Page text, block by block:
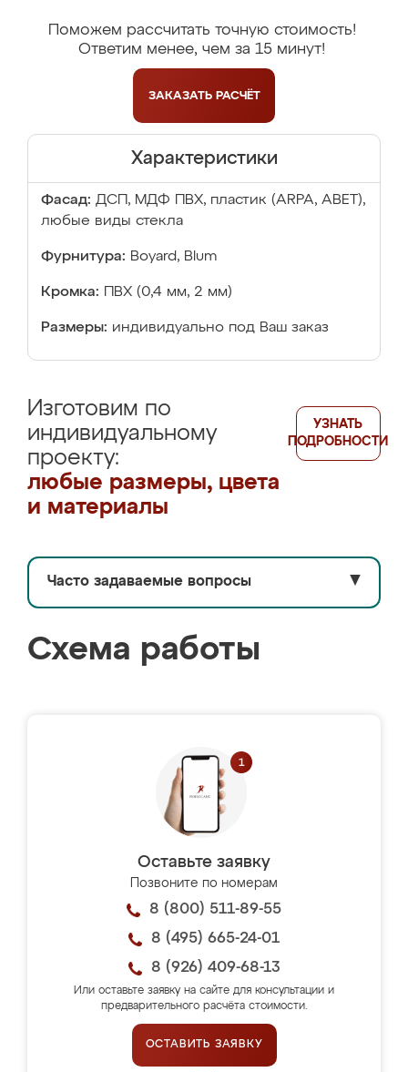
Поможем рассчитать точную стоимость!
Ответим менее, чем за 15 минут!
ЗАКАЗАТЬ РАСЧЁТ
Характеристики
Фасад: ДСП, МДФ ПВХ, пластик (ARPA, ABET),
любые виды стекла
Фурнитура: Boyard, Blum
Кромка: ПВХ (0,4 мм, 2 мм)
Размеры: индивидуально под Ваш заказ
Изготовим по
индивидуальному
проекту:
любые размеры, цвета
и материалы
УЗНАТЬ
ПОДРОБНОСТИ
Часто задаваемые вопросы ▼
Схема работы
Оставьте заявку
Позвоните по номерам
8 (800) 511-89-55
8 (495) 665-24-01
8 (926) 409-68-13
Или оставьте заявку на сайте для консультации и
предварительного расчёта стоимости.
ОСТАВИТЬ ЗАЯВКУ